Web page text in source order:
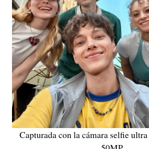
Capturada con la cámara selfie